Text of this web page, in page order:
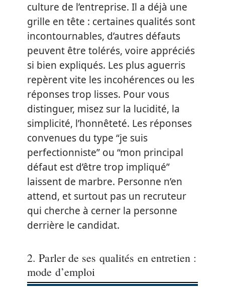
culture de l’entreprise. Il a déjà une
grille en tête : certaines qualités sont
incontournables, d’autres défauts
peuvent être tolérés, voire appréciés
si bien expliqués. Les plus aguerris
repèrent vite les incohérences ou les
réponses trop lisses. Pour vous
distinguer, misez sur la lucidité, la
simplicité, l’honnêteté. Les réponses
convenues du type “je suis
perfectionniste” ou “mon principal
défaut est d’être trop impliqué”
laissent de marbre. Personne n’en
attend, et surtout pas un recruteur
qui cherche à cerner la personne
derrière le candidat.
2. Parler de ses qualités en entretien :
mode d’emploi